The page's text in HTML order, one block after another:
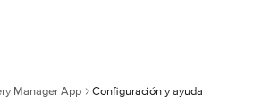
Manager App Configuración y ayuda